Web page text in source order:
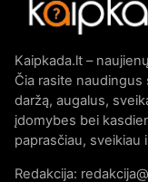
Kaipkada.lt –
Čia rasite
daržą, augalus,
įdomybes bei
paprasčiau, sveikiau
Redakcija: